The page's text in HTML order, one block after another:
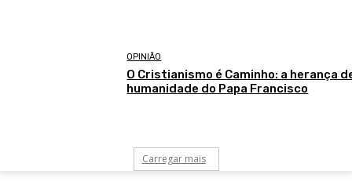
OPINIÃO
O Cristianismo é Caminho: a herança
humanidade do Papa Francisco
Carregar mais